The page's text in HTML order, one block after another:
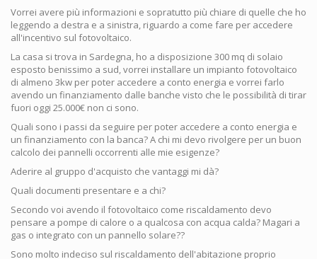
Vorrei avere più informazioni e sopratutto più chiare di quelle che ho
leggendo a destra e a sinistra, riguardo a come fare per accedere
all'incentivo sul fotovoltaico.
La casa si trova in Sardegna, ho a disposizione 300 mq di solaio
esposto benissimo a sud, vorrei installare un impianto fotovoltaico
di almeno 3kw per poter accedere a conto energia e vorrei farlo
avendo un finanziamento dalle banche visto che le possibilità di tirar
fuori oggi 25.000€ non ci sono.
Quali sono i passi da seguire per poter accedere a conto energia e
un finanziamento con la banca? A chi mi devo rivolgere per un buon
calcolo dei pannelli occorrenti alle mie esigenze?
Aderire al gruppo d'acquisto che vantaggi mi dà?
Quali documenti presentare e a chi?
Secondo voi avendo il fotovoltaico come riscaldamento devo
pensare a pompe di calore o a qualcosa con acqua calda? Magari a
gas o integrato con un pannello solare??
Sono molto indeciso sul riscaldamento dell'abitazione proprio